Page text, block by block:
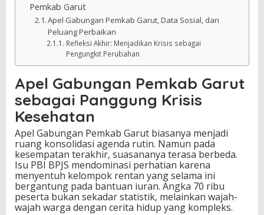
Pemkab Garut
Apel Gabungan Pemkab Garut, Data Sosial, dan
Peluang Perbaikan
Refleksi Akhir: Menjadikan Krisis sebagai
Pengungkit Perubahan
Apel Gabungan Pemkab Garut
sebagai Panggung Krisis
Kesehatan
Apel Gabungan Pemkab Garut biasanya menjadi
ruang konsolidasi agenda rutin. Namun pada
kesempatan terakhir, suasananya terasa berbeda.
Isu PBI BPJS mendominasi perhatian karena
menyentuh kelompok rentan yang selama ini
bergantung pada bantuan iuran. Angka 70 ribu
peserta bukan sekadar statistik, melainkan wajah-
wajah warga dengan cerita hidup yang kompleks.